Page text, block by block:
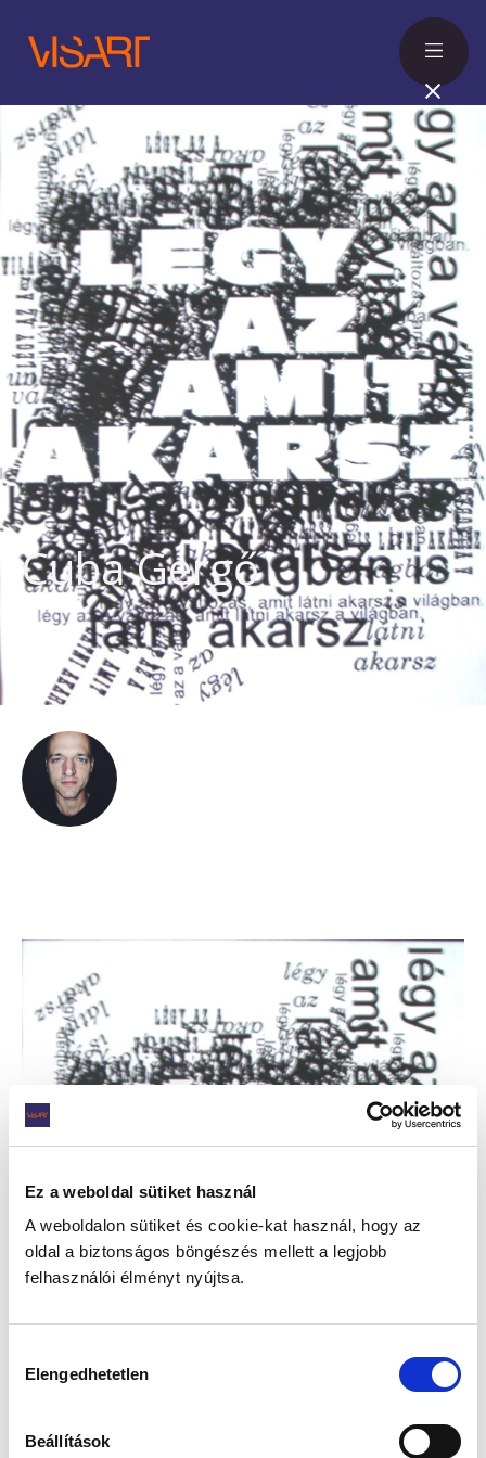
Ez a weboldal sütiket használ
A weboldalon sütiket és cookie-kat használ, hogy az
oldal a biztonságos böngészés mellett a legjobb
felhasználói élményt nyújtsa.
kiválasztása
Elengedhetetlen
Beállítások
Cuba Gergő